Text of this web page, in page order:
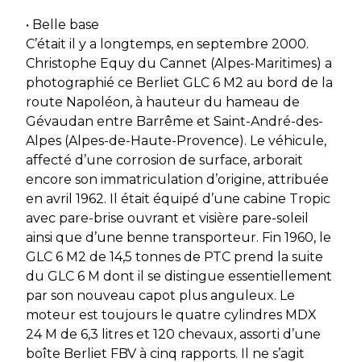
• Belle base
C’était il y a longtemps, en septembre 2000.
Christophe Equy du Cannet (Alpes-Maritimes) a
photographié ce Berliet GLC 6 M2 au bord de la
route Napoléon, à hauteur du hameau de
Gévaudan entre Barrême et Saint-André-des-
Alpes (Alpes-de-Haute-Provence). Le véhicule,
affecté d’une corrosion de surface, arborait
encore son immatriculation d’origine, attribuée
en avril 1962. Il était équipé d’une cabine Tropic
avec pare-brise ouvrant et visière pare-soleil
ainsi que d’une benne transporteur. Fin 1960, le
GLC 6 M2 de 14,5 tonnes de PTC prend la suite
du GLC 6 M dont il se distingue essentiellement
par son nouveau capot plus anguleux. Le
moteur est toujours le quatre cylindres MDX
24 M de 6,3 litres et 120 chevaux, assorti d’une
boîte Berliet FBV à cinq rapports. Il ne s’agit